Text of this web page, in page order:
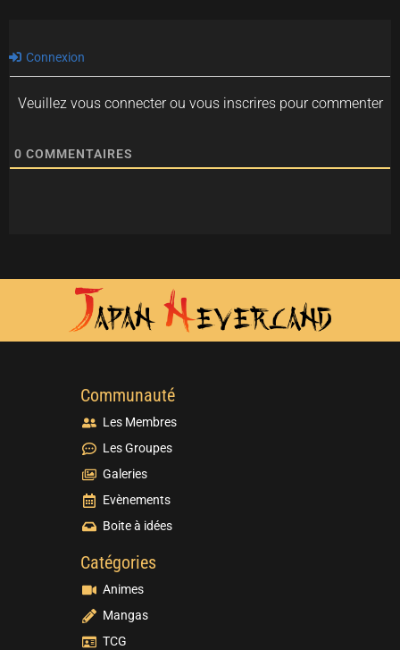
Connexion
Veuillez vous connecter ou vous inscrires pour commenter
0 COMMENTAIRES
Communauté
Les Membres
Les Groupes
Galeries
Evènements
Boite à idées
Catégories
Animes
Mangas
TCG